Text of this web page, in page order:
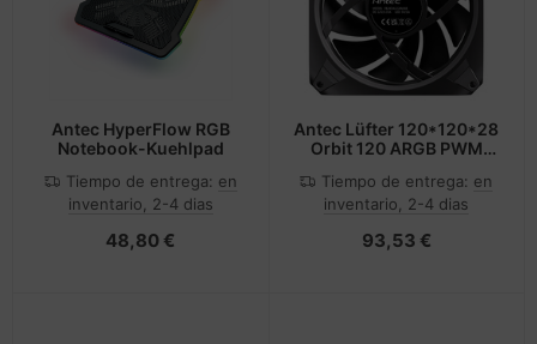
Antec HyperFlow RGB
Notebook-Kuehlpad
Tiempo de entrega: en
inventario, 2-4 dias
48,80 €
Antec Lüfter 120*120*28
Orbit 120 ARGB PWM
Tiempo de entrega: en
inventario, 2-4 dias
93,53 €